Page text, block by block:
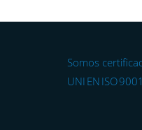
Somos
UNI EN ISO